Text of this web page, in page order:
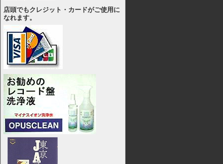
店頭でもクレジット・カードがご使用に
なれます。